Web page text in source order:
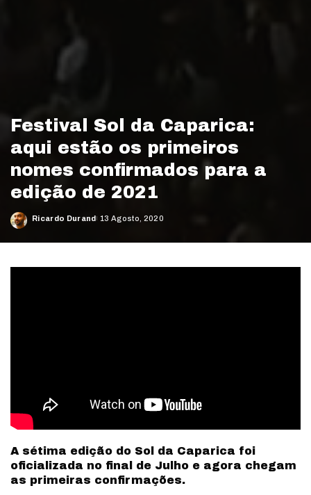
Festival Sol da Caparica:
aqui estão os primeiros
nomes confirmados para a
edição de 2021
Posted
Ricardo Durand 13 Agosto, 2020
A sétima edição do Sol da Caparica foi
oficializada no final de Julho e agora chegam
as primeiras confirmações.